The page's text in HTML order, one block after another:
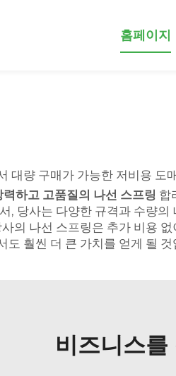
홈페이지
대량 구매가 가능한 저비용 도
력하고 고품질의 나선 스프링 합
, 당사는 다양한 규격과 수량
의 나선 스프링은 추가 비용
도 훨씬 더 큰 가치를 얻게 될 것
비즈니스